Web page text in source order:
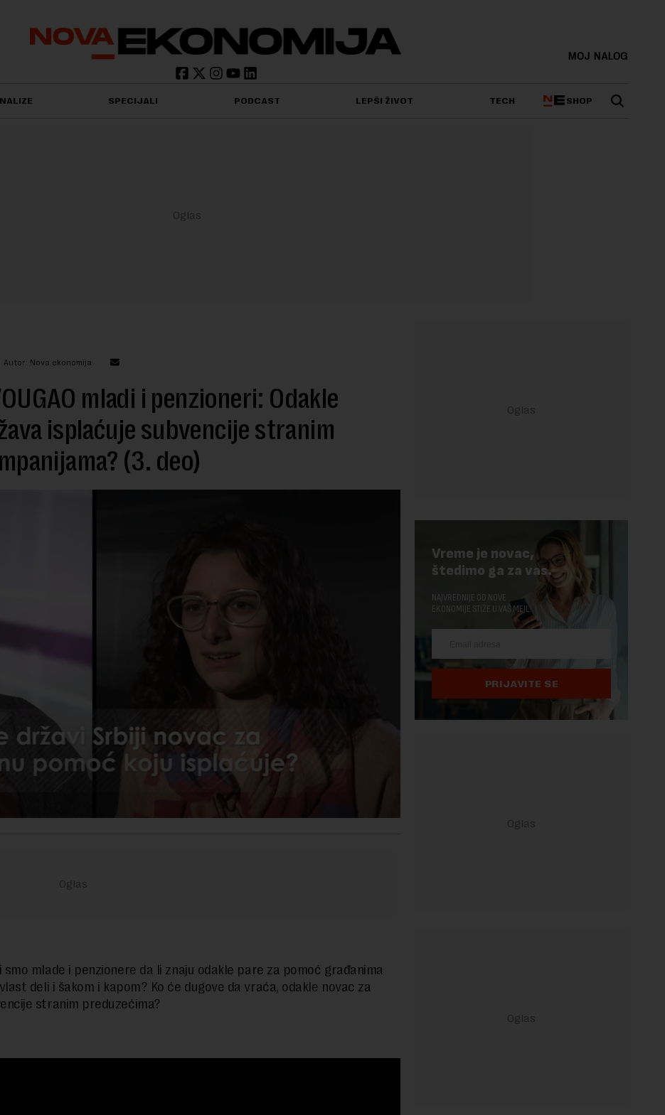
MOJ NALOG
SPECIJALI PODCAST LEPŠI ŽIVOT TECH SHOP
Autor: Nova ekonomija
mladi i penzioneri: Odakle
isplaćuje subvencije stranim
(3. deo)
smo mlade i penzionere da li znaju odakle pare za pomoć građanima
deli i šakom i kapom? Ko će dugove da vraća, odakle novac za
stranim preduzećima?
Vreme je novac,
štedimo ga za vas.
NAJVREDNIJE OD NOVE
EKONOMIJE STIŽE U VAŠ MEJL.
PRIJAVITE SE